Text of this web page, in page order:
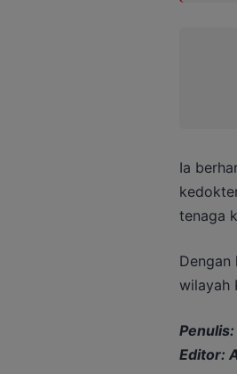
Ia
tenaga
Dengan
wilayah
Penulis:
Editor: